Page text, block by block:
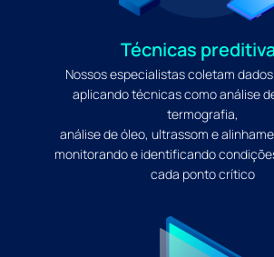
Técnicas
Nossos especialistas coletam
aplicando técnicas como análise
termografia,
análise de óleo, ultrassom e
monitorando e identificando
cada ponto crítico